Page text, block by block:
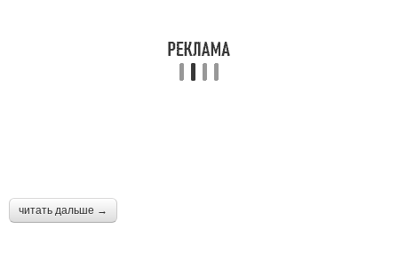
читать дальше →